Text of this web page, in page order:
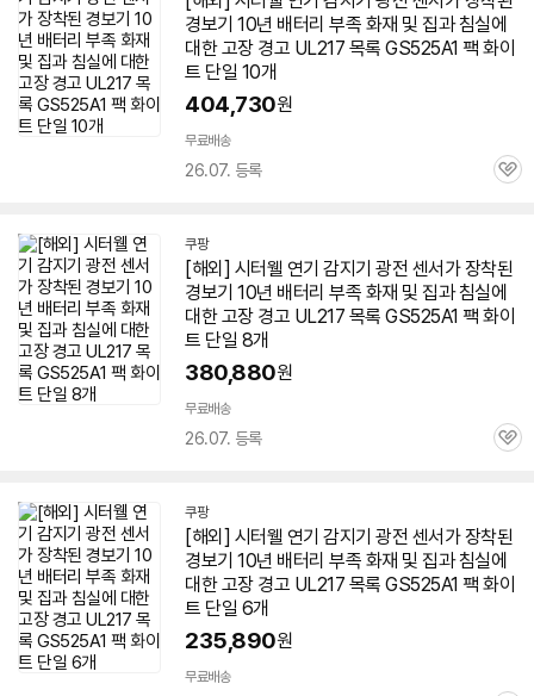
경보기 10년 배터리 부족 화재 및 집과 침실에
대한 고장 경고 UL217 목록 GS525A1 팩 화이
트 단일 10개
404,730원
무료배송
26.07. 등록
관
쿠팡
[해외] 시터웰 연기 감지기 광전 센서가 장착된
경보기 10년 배터리 부족 화재 및 집과 침실에
대한 고장 경고 UL217 목록 GS525A1 팩 화이
트 단일 8개
380,880원
무료배송
26.07. 등록
관
쿠팡
[해외] 시터웰 연기 감지기 광전 센서가 장착된
경보기 10년 배터리 부족 화재 및 집과 침실에
대한 고장 경고 UL217 목록 GS525A1 팩 화이
트 단일 6개
235,890원
무료배송